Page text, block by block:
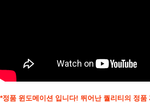
*정품 윈도메이션 입니다! 뛰어난 퀄리티의 정품